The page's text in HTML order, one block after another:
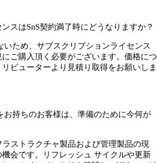
スはSnS契約満了時にどうなりますか？
いため、サブスクリプションライセンス
にご購入頂く必要がございます。価格につ
ビューターより見積り取得をお願いしま
お持ちのお客様は、準備のために今何が
ラストラクチャ製品および管理製品の現
会です。リフレッシュ サイクルや更新